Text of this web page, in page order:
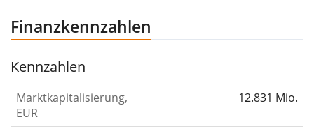
Finanzkennzahlen
Kennzahlen
Marktkapitalisierung,
EUR
12.831 Mio.